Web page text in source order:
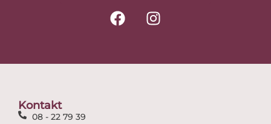
F
a
I
n
Kontakt
08 - 22 79 39